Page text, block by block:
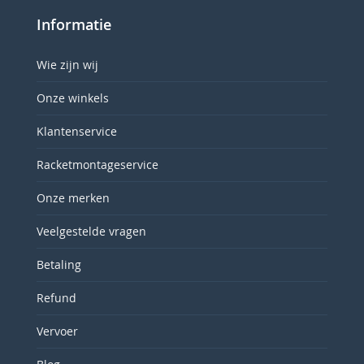
Informatie
Wie zijn wij
Onze winkels
Klantenservice
Racketmontageservice
Onze merken
Veelgestelde vragen
Betaling
Refund
Vervoer